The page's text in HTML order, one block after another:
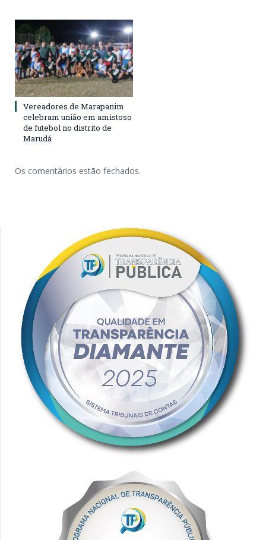
Vereadores de Marapanim
celebram união em amistoso
de futebol no distrito de
Marudá
Os comentários estão fechados.